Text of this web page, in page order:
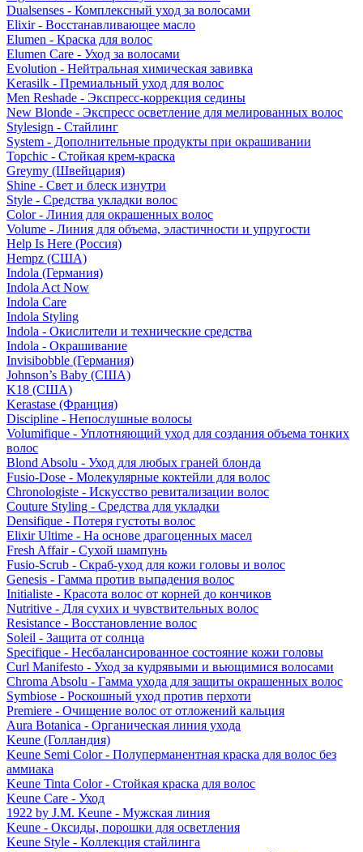
Dualsenses - Комплексный уход за волосами
Elixir - Восстанавливающее масло
Elumen - Краска для волос
Elumen Care - Уход за волосами
Evolution - Нейтральная химическая завивка
Kerasilk - Премиальный уход для волос
Men Reshade - Экспресс-коррекция седины
New Blonde - Экспресс осветление для мелированных волос
Stylesign - Стайлинг
System - Дополнительные продукты при окрашивании
Topchic - Стойкая крем-краска
Greymy (Швейцария)
Shine - Свет и блеск изнутри
Style - Средства укладки волос
Color - Линия для окрашенных волос
Volume - Линия для объема, эластичности и упругости
Help Is Here (Россия)
Hempz (США)
Indola (Германия)
Indola Act Now
Indola Care
Indola Styling
Indola - Окислители и технические средства
Indola - Окрашивание
Invisibobble (Германия)
Johnson’s Baby (США)
K18 (США)
Kerastase (Франция)
Discipline - Непослушные волосы
Volumifique - Уплотняющий уход для создания объема тонких
волос
Blond Absolu - Уход для любых граней блонда
Fusio-Dose - Молекулярные коктейли для волос
Chronologiste - Искусство ревитализации волос
Couture Styling - Средства для укладки
Densifique - Потеря густоты волос
Elixir Ultime - На основе драгоценных масел
Fresh Affair - Сухой шампунь
Fusio-Scrub - Скраб-уход для кожи головы и волос
Genesis - Гамма против выпадения волос
Initialiste - Красота волос от корней до кончиков
Nutritive - Для сухих и чувствительных волос
Resistance - Восстановление волос
Soleil - Защита от солнца
Specifique - Несбалансированное состояние кожи головы
Curl Manifesto - Уход за кудрявыми и вьющимися волосами
Chroma Absolu - Гамма ухода для защиты окрашенных волос
Symbiose - Роскошный уход против перхоти
Premiere - Очищение волос от отложений кальция
Aura Botanica - Органическая линия ухода
Keune (Голландия)
Keune Semi Color - Полуперманентная краска для волос без
аммиака
Keune Tinta Color - Стойкая краска для волос
Keune Care - Уход
1922 by J.M. Keune - Мужская линия
Keune - Оксиды, порошки для осветления
Keune Style - Коллекция стайлинга